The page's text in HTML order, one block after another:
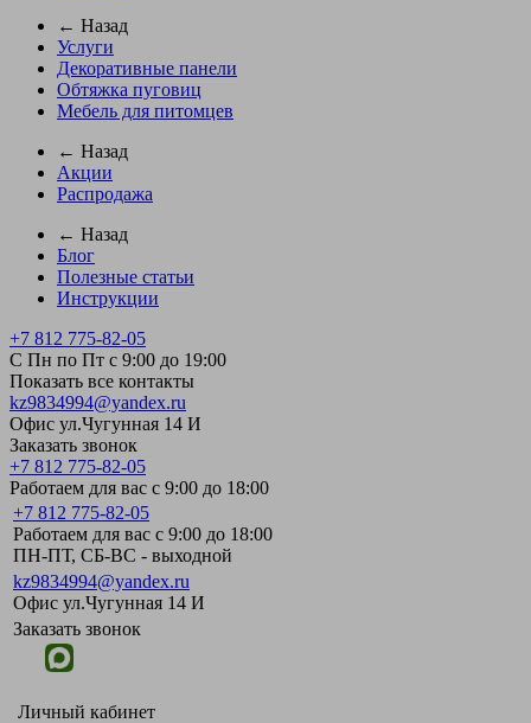
← Назад
Услуги
Декоративные панели
Обтяжка пуговиц
Мебель для питомцев
← Назад
Акции
Распродажа
← Назад
Блог
Полезные статьи
Инструкции
+7 812 775-82-05
С Пн по Пт с 9:00 до 19:00
Показать все контакты
kz9834994@yandex.ru
Офис ул.Чугунная 14 И
Заказать звонок
+7 812 775-82-05
Работаем для вас с 9:00 до 18:00
+7 812 775-82-05
Работаем для вас с 9:00 до 18:00
ПН-ПТ, СБ-ВС - выходной
kz9834994@yandex.ru
Офис ул.Чугунная 14 И
Заказать звонок
Личный кабинет